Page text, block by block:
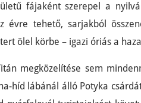
fájaként szerepel a
évre tehető, sarjakból
ölel körbe – igazi óriás a
megközelítése sem
híd lábánál álló Potyka